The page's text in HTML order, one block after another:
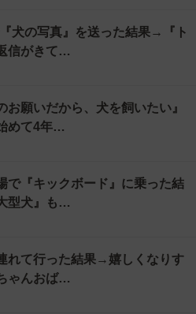
犬の写真』を送った結果→『ト
信がきて…
お願いだから、犬を飼いたい』
めて4年…
で『キックボード』に乗った結
型犬』も…
れて行った結果→嬉しくなりす
ゃんおば…